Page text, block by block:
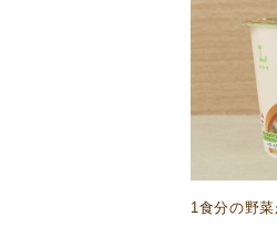
1食分の野